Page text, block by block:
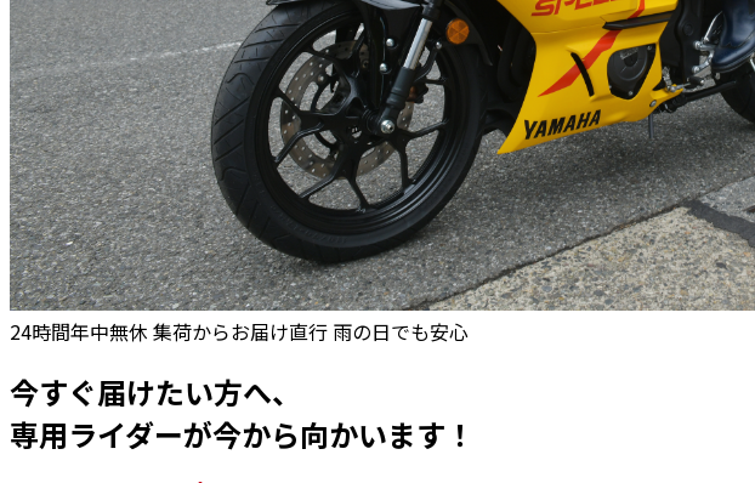
24時間年中無休 集荷からお届け直行 雨の日でも安心
今すぐ届けたい方へ、
専用ライダーが今から向かいます！